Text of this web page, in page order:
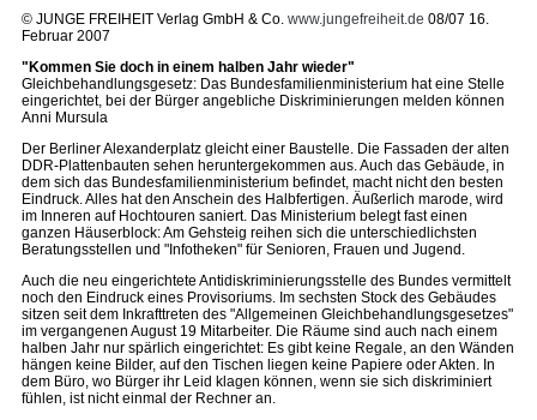
© JUNGE FREIHEIT Verlag GmbH & Co. www.jungefreiheit.de 08/07 16.
Februar 2007
"Kommen Sie doch in einem halben Jahr wieder"
Gleichbehandlungsgesetz: Das Bundesfamilienministerium hat eine Stelle
eingerichtet, bei der Bürger angebliche Diskriminierungen melden können
Anni Mursula
Der Berliner Alexanderplatz gleicht einer Baustelle. Die Fassaden der alten
DDR-Plattenbauten sehen heruntergekommen aus. Auch das Gebäude, in
dem sich das Bundesfamilienministerium befindet, macht nicht den besten
Eindruck. Alles hat den Anschein des Halbfertigen. Äußerlich marode, wird
im Inneren auf Hochtouren saniert. Das Ministerium belegt fast einen
ganzen Häuserblock: Am Gehsteig reihen sich die unterschiedlichsten
Beratungsstellen und "Infotheken" für Senioren, Frauen und Jugend.
Auch die neu eingerichtete Antidiskriminierungsstelle des Bundes vermittelt
noch den Eindruck eines Provisoriums. Im sechsten Stock des Gebäudes
sitzen seit dem Inkrafttreten des "Allgemeinen Gleichbehandlungsgesetzes"
im vergangenen August 19 Mitarbeiter. Die Räume sind auch nach einem
halben Jahr nur spärlich eingerichtet: Es gibt keine Regale, an den Wänden
hängen keine Bilder, auf den Tischen liegen keine Papiere oder Akten. In
dem Büro, wo Bürger ihr Leid klagen können, wenn sie sich diskriminiert
fühlen, ist nicht einmal der Rechner an.